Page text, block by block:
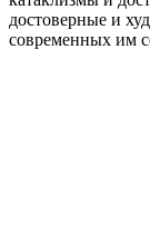
достоверные и
современных им